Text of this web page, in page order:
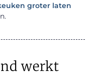
groter laten
werkt